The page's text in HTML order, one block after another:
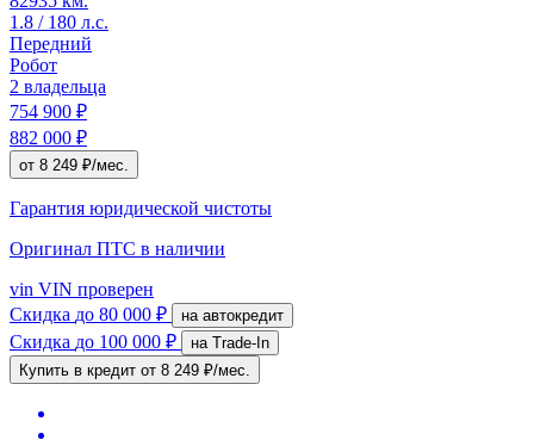
1.8 / 180 л.с.
Передний
Робот
2 владельца
754 900 ₽
882 000 ₽
от 8 249 ₽/мес.
Гарантия юридической чистоты
Оригинал ПТС в наличии
vin VIN проверен
Скидка до 80 000 ₽ на автокредит
Скидка до 100 000 ₽
на Trade-In
Купить в кредит от 8 249 ₽/мес.